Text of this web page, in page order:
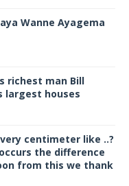
Wanne Ayagema
richest man Bill
largest houses
centimeter like ..?
the difference
from this we thank